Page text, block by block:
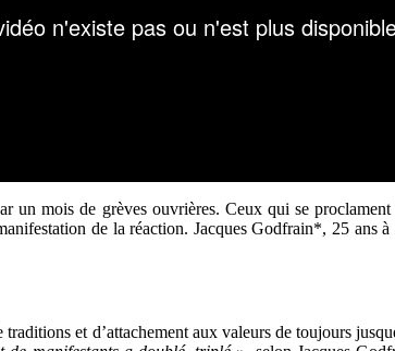
un mois de grèves ouvrières. Ceux qui se
de la réaction. Jacques Godfrain*, 25 ans
et d’attachement aux valeurs de toujours